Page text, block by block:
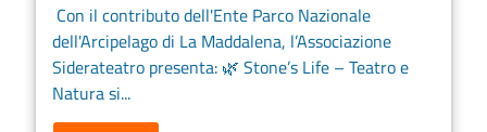
Con il contributo dell'Ente Parco Nazionale
dell'Arcipelago di La Maddalena, l’Associazione
Siderateatro presenta: 🌿 Stone’s Life – Teatro e
Natura si...